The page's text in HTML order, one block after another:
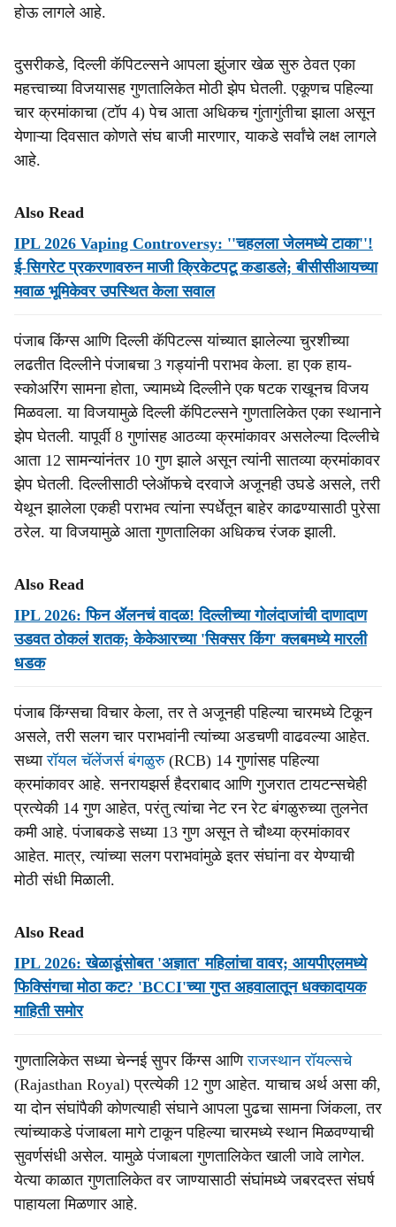
होऊ लागले आहे.
दुसरीकडे, दिल्ली कॅपिटल्सने आपला झुंजार खेळ सुरु ठेवत एका
महत्त्वाच्या विजयासह गुणतालिकेत मोठी झेप घेतली. एकूणच पहिल्या
चार क्रमांकाचा (टॉप 4) पेच आता अधिकच गुंतागुंतीचा झाला असून
येणाऱ्या दिवसात कोणते संघ बाजी मारणार, याकडे सर्वांचे लक्ष लागले
आहे.
Also Read
IPL 2026 Vaping Controversy: ''चहलला जेलमध्ये टाका''!
ई-सिगरेट प्रकरणावरुन माजी क्रिकेटपटू कडाडले; बीसीसीआयच्या
मवाळ भूमिकेवर उपस्थित केला सवाल
पंजाब किंग्स आणि दिल्ली कॅपिटल्स यांच्यात झालेल्या चुरशीच्या
लढतीत दिल्लीने पंजाबचा 3 गड्यांनी पराभव केला. हा एक हाय-
स्कोअरिंग सामना होता, ज्यामध्ये दिल्लीने एक षटक राखूनच विजय
मिळवला. या विजयामुळे दिल्ली कॅपिटल्सने गुणतालिकेत एका स्थानाने
झेप घेतली. यापूर्वी 8 गुणांसह आठव्या क्रमांकावर असलेल्या दिल्लीचे
आता 12 सामन्यांनंतर 10 गुण झाले असून त्यांनी सातव्या क्रमांकावर
झेप घेतली. दिल्लीसाठी प्लेऑफचे दरवाजे अजूनही उघडे असले, तरी
येथून झालेला एकही पराभव त्यांना स्पर्धेतून बाहेर काढण्यासाठी पुरेसा
ठरेल. या विजयामुळे आता गुणतालिका अधिकच रंजक झाली.
Also Read
IPL 2026: फिन ॲलनचं वादळ! दिल्लीच्या गोलंदाजांची दाणादाण
उडवत ठोकलं शतक; केकेआरच्या 'सिक्सर किंग' क्लबमध्ये मारली
धडक
पंजाब किंग्सचा विचार केला, तर ते अजूनही पहिल्या चारमध्ये टिकून
असले, तरी सलग चार पराभवांनी त्यांच्या अडचणी वाढवल्या आहेत.
सध्यारॉयल चॅलेंजर्स बंगळुरु(RCB) 14 गुणांसह पहिल्या
क्रमांकावर आहे. सनरायझर्स हैदराबाद आणि गुजरात टायटन्सचेही
प्रत्येकी 14 गुण आहेत, परंतु त्यांचा नेट रन रेट बंगळुरुच्या तुलनेत
कमी आहे. पंजाबकडे सध्या 13 गुण असून ते चौथ्या क्रमांकावर
आहेत. मात्र, त्यांच्या सलग पराभवांमुळे इतर संघांना वर येण्याची
मोठी संधी मिळाली.
Also Read
IPL 2026: खेळाडूंसोबत 'अज्ञात' महिलांचा वावर; आयपीएलमध्ये
फिक्सिंगचा मोठा कट? 'BCCI'च्या गुप्त अहवालातून धक्कादायक
माहिती समोर
गुणतालिकेत सध्या चेन्नई सुपर किंग्स आणिराजस्थान रॉयल्सचे
(Rajasthan Royal) प्रत्येकी 12 गुण आहेत. याचाच अर्थ असा की,
या दोन संघांपैकी कोणत्याही संघाने आपला पुढचा सामना जिंकला, तर
त्यांच्याकडे पंजाबला मागे टाकून पहिल्या चारमध्ये स्थान मिळवण्याची
सुवर्णसंधी असेल. यामुळे पंजाबला गुणतालिकेत खाली जावे लागेल.
येत्या काळात गुणतालिकेत वर जाण्यासाठी संघांमध्ये जबरदस्त संघर्ष
पाहायला मिळणार आहे.